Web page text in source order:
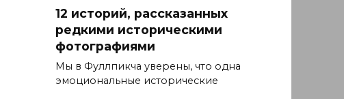
12 историй, рассказанных
редкими историческими
фотографиями
Мы в Фуллпикча уверены, что одна
эмоциональные исторические